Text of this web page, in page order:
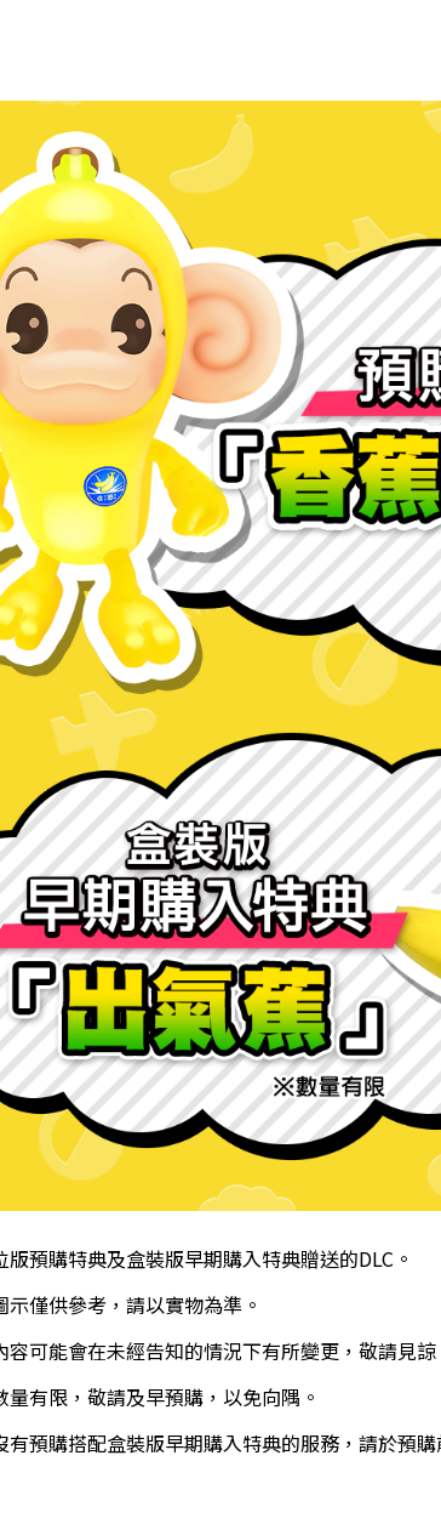
預購特典及盒裝版早期購入特典贈送的DLC。
示僅供參考，請以實物為準。
容可能會在未經告知的情況下有所變更，敬請見諒
量有限，敬請及早預購，以免向隅。
有預購搭配盒裝版早期購入特典的服務，請於預